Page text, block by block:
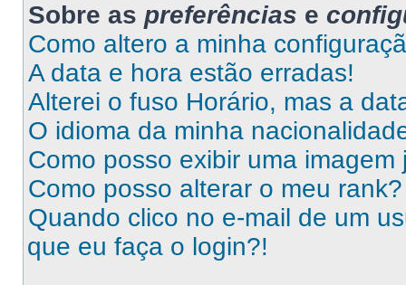
Sobre as preferências e
Como altero a minha
A data e hora estão erradas!
Alterei o fuso Horário, mas a
O idioma da minha
Como posso exibir uma
Como posso alterar o meu rank?
Quando clico no e-mail de um
que eu faça o login?!